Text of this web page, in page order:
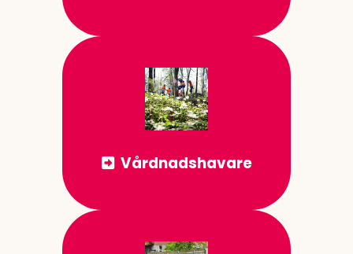
Vårdnadshavare